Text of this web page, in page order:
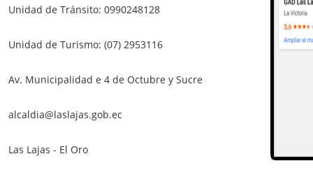
Unidad de Tránsito: 0990248128
Unidad de Turismo: (07) 2953116
Av. Municipalidad e 4 de Octubre y Sucre
alcaldia@laslajas.gob.ec
Las Lajas - El Oro